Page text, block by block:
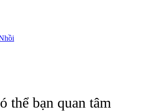
thể bạn quan tâm